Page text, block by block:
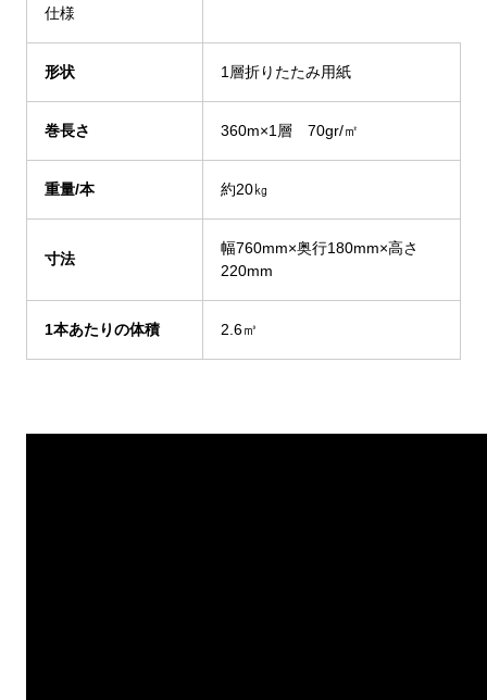
仕様
形状 1層折りたたみ用紙
巻長さ 360m×1層 70gr/㎡
重量/本 約20㎏
寸法
幅760mm×奥行180mm×高さ
220mm
1本あたりの体積 2.6㎥